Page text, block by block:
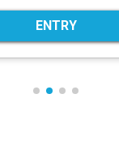
ENTRY